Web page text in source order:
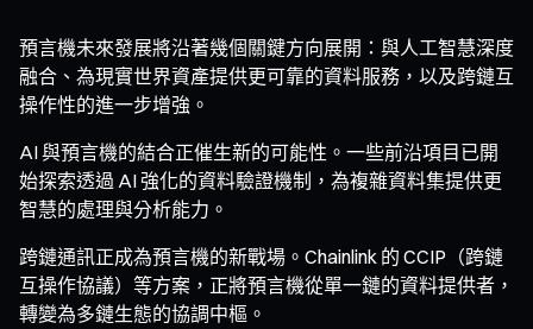
預言機未來發展將沿著幾個關鍵方向展開：與人工智慧深度
融合、為現實世界資產提供更可靠的資料服務，以及跨鏈互
操作性的進一步增強。
AI 與預言機的結合正催生新的可能性。一些前沿項目已開
始探索透過 AI 強化的資料驗證機制，為複雜資料集提供更
智慧的處理與分析能力。
跨鏈通訊正成為預言機的新戰場。Chainlink 的 CCIP（跨鏈
互操作協議）等方案，正將預言機從單一鏈的資料提供者，
轉變為多鏈生態的協調中樞。